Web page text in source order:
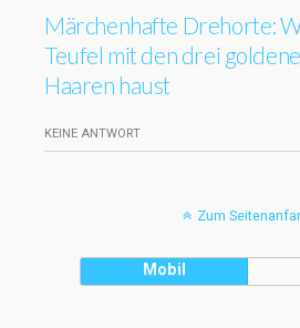
Märchenhafte Drehorte:
Teufel mit den drei
Haaren haust
KEINE ANTWORT
Zum
Mobil